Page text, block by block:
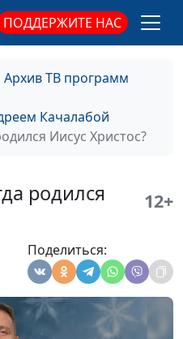
ПОДДЕРЖИТЕ НАС
Архив ТВ программ
Качалабой
Иисус Христос?
родился
12+
Поделиться:
священнослужитель
Андрей Качалаба,
#143
священнослужитель
Андрей Качалаба,
#140
Андрей Качалаба,
священнослужитель
#139
Андрей Качалаба,
священнослужитель